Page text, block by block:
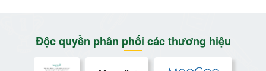
Độc quyền phân phối các thương hiệu